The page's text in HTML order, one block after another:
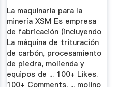
La maquinaria para la
minería XSM Es empresa
de fabricación (incluyendo
La máquina de trituración
de carbón, procesamiento
de piedra, molienda y
equipos de ... 100+ Likes.